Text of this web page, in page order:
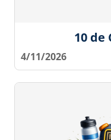
10 de
4/11/2026